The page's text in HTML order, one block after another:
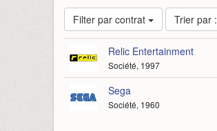
Filter par contrat Trier par :
Relic Entertainment
Société, 1997
Sega
Société, 1960